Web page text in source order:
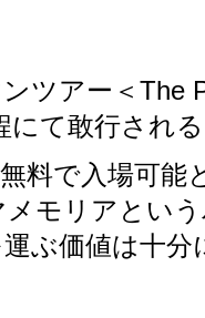
ツアー＜The
にて敢行され
料で入場可能
モリアとい
ぶ価値は十分